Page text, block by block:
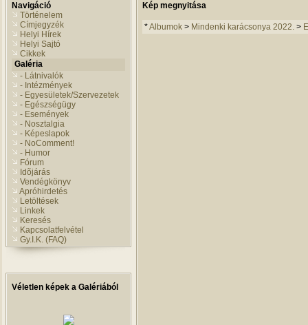
Navigáció
Történelem
Címjegyzék
Helyi Hírek
Helyi Sajtó
Cikkek
Galéria
- Látnivalók
- Intézmények
- Egyesületek/Szervezetek
- Egészségügy
- Események
- Nosztalgia
- Képeslapok
- NoComment!
- Humor
Fórum
Idõjárás
Vendégkönyv
Apróhirdetés
Letöltések
Linkek
Keresés
Kapcsolatfelvétel
Gy.I.K. (FAQ)
Véletlen képek a Galériából
Kép megnyitása
*Albumok > Mindenki karácsonya 2022. >